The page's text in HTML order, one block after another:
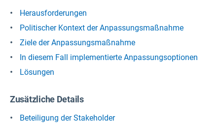
Herausforderungen
Politischer Kontext der Anpassungsmaßnahme
Ziele der Anpassungsmaßnahme
In diesem Fall implementierte Anpassungsoptionen
Lösungen
Zusätzliche Details
Beteiligung der Stakeholder